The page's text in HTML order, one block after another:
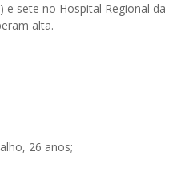
e sete no Hospital Regional da
alta.
26 anos;